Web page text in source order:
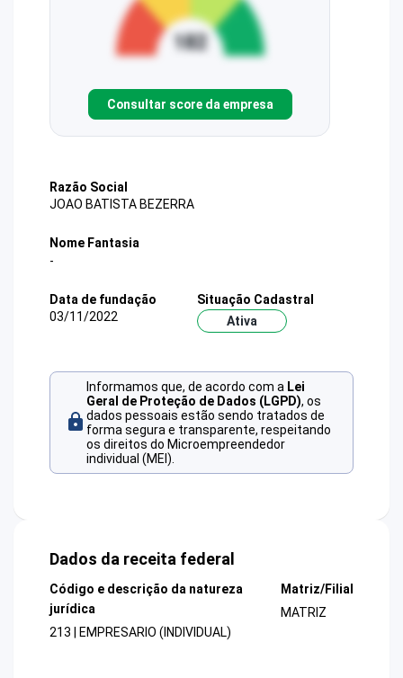
Consultar score da empresa
Razão Social
JOAO BATISTA BEZERRA
Nome Fantasia
-
Data de fundação
03/11/2022
Situação Cadastral
Ativa
Informamos que, de acordo com a Lei
Geral de Proteção de Dados (LGPD), os
dados pessoais estão sendo tratados de
forma segura e transparente, respeitando
os direitos do Microempreendedor
individual (MEI).
Dados da receita federal
Código e descrição da natureza
jurídica
213 | EMPRESARIO (INDIVIDUAL)
Matriz/Filial
MATRIZ